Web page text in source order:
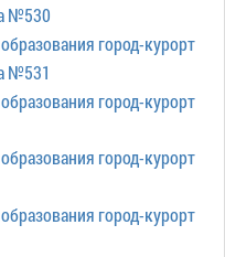
заседаний
Сведения
о
доходах,
об
и
деятельность
отдел
Порядок
№530
город-курорт
№531
город-курорт
город-курорт
город-курорт